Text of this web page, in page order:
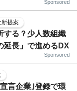
Sponsored
提案
する？少人数組織
延長」で進めるDX
Sponsored
言企業｣登録で環